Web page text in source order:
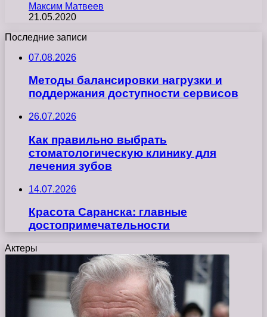
Максим Матвеев
21.05.2020
Последние записи
07.08.2026
Методы балансировки нагрузки и
поддержания доступности сервисов
26.07.2026
Как правильно выбрать
стоматологическую клинику для
лечения зубов
14.07.2026
Красота Саранска: главные
достопримечательности
Актеры